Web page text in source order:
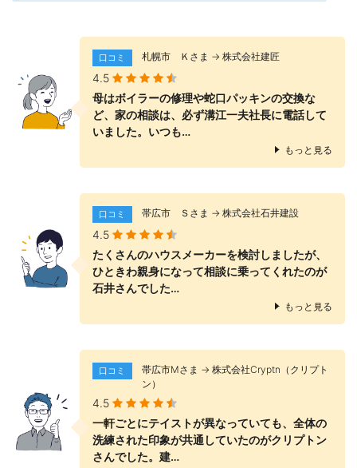
口コミ 札幌市 Ｋさま → 株式会社建匠
4.5
母はボイラーの修理や蛇口パッキンの交換な
ど、家の相談は、必ず溝江一夫社長に電話して
いました。いつも…
もっと見る
口コミ 帯広市 Ｓさま → 株式会社石井建設
4.5
たくさんのハウスメーカーを検討しましたが、
ひときわ親身になって相談に乗ってくれたのが
石井さんでした…
もっと見る
口コミ
帯広市Mさま → 株式会社Cryptn（クリプト
ン）
4.5
一軒ごとにテイストが異なっていても、全体の
洗練された印象が共通していたのがクリプトン
さんでした。建…